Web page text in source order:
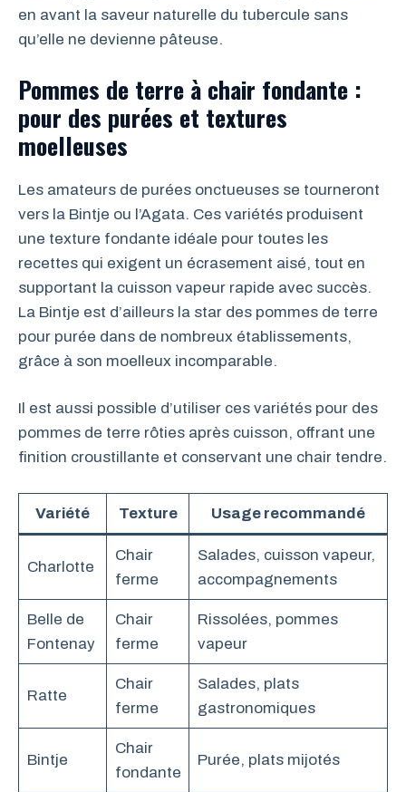
en avant la saveur naturelle du tubercule sans
qu’elle ne devienne pâteuse.
Pommes de terre à chair fondante :
pour des purées et textures
moelleuses
Les amateurs de purées onctueuses se tourneront
vers la Bintje ou l’Agata. Ces variétés produisent
une texture fondante idéale pour toutes les
recettes qui exigent un écrasement aisé, tout en
supportant la cuisson vapeur rapide avec succès.
La Bintje est d’ailleurs la star des pommes de terre
pour purée dans de nombreux établissements,
grâce à son moelleux incomparable.
Il est aussi possible d’utiliser ces variétés pour des
pommes de terre rôties après cuisson, offrant une
finition croustillante et conservant une chair tendre.
Variété Texture Usage recommandé
Charlotte
Chair
ferme
Salades, cuisson vapeur,
accompagnements
Belle de
Fontenay
Chair
ferme
Rissolées, pommes
vapeur
Ratte
Chair
ferme
Salades, plats
gastronomiques
Bintje
Chair
fondante
Purée, plats mijotés